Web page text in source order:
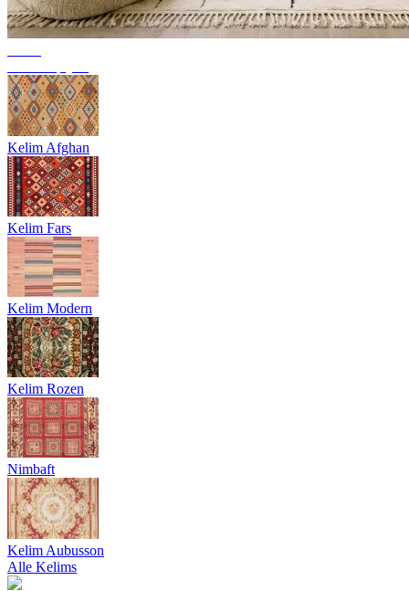
Kelim Afghan
Kelim Fars
Kelim Modern
Kelim Rozen
Nimbaft
Kelim Aubusson
Alle Kelims